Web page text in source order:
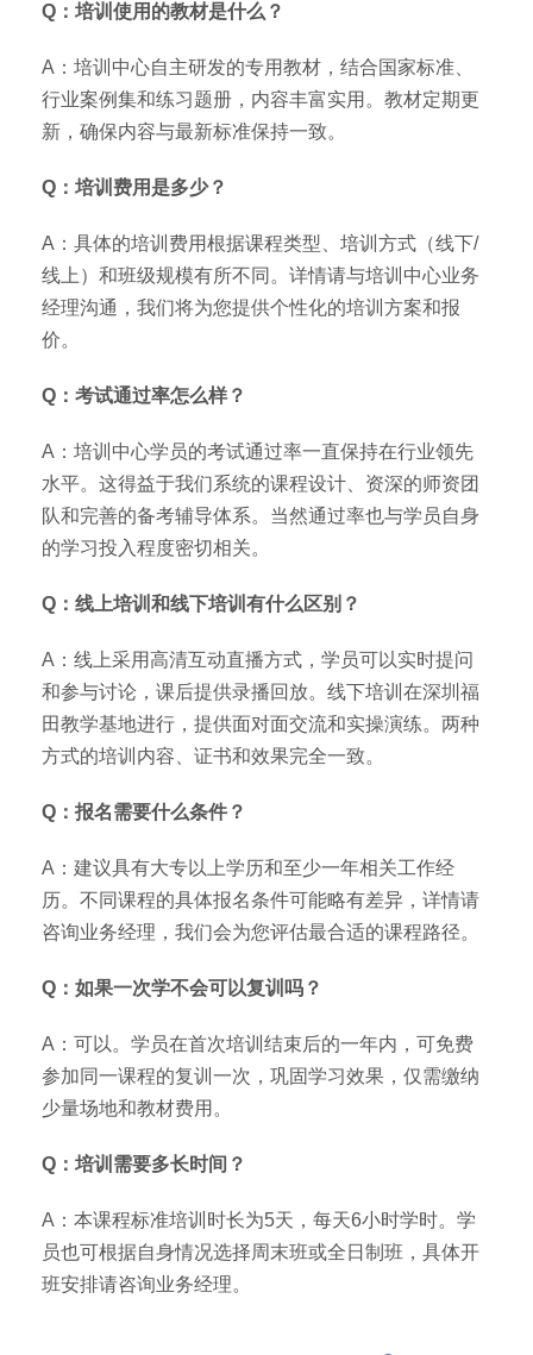
Q：培训使用的教材是什么？
A：培训中心自主研发的专用教材，结合国家标准、
行业案例集和练习题册，内容丰富实用。教材定期更
新，确保内容与最新标准保持一致。
Q：培训费用是多少？
A：具体的培训费用根据课程类型、培训方式（线下/
线上）和班级规模有所不同。详情请与培训中心业务
经理沟通，我们将为您提供个性化的培训方案和报
价。
Q：考试通过率怎么样？
A：培训中心学员的考试通过率一直保持在行业领先
水平。这得益于我们系统的课程设计、资深的师资团
队和完善的备考辅导体系。当然通过率也与学员自身
的学习投入程度密切相关。
Q：线上培训和线下培训有什么区别？
A：线上采用高清互动直播方式，学员可以实时提问
和参与讨论，课后提供录播回放。线下培训在深圳福
田教学基地进行，提供面对面交流和实操演练。两种
方式的培训内容、证书和效果完全一致。
Q：报名需要什么条件？
A：建议具有大专以上学历和至少一年相关工作经
历。不同课程的具体报名条件可能略有差异，详情请
咨询业务经理，我们会为您评估最合适的课程路径。
Q：如果一次学不会可以复训吗？
A：可以。学员在首次培训结束后的一年内，可免费
参加同一课程的复训一次，巩固学习效果，仅需缴纳
少量场地和教材费用。
Q：培训需要多长时间？
A：本课程标准培训时长为5天，每天6小时学时。学
员也可根据自身情况选择周末班或全日制班，具体开
班安排请咨询业务经理。